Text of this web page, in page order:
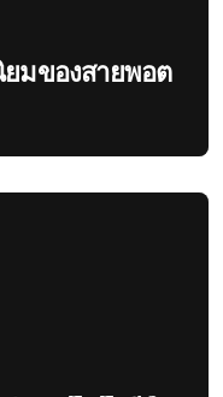
ยมของสายพอต